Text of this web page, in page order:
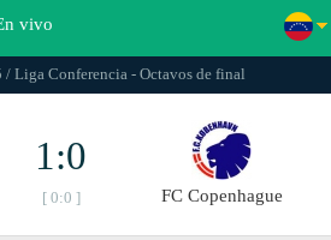
vivo
/ Liga Conferencia - Octavos de final
1:0
[ 0:0 ] FC Copenhague